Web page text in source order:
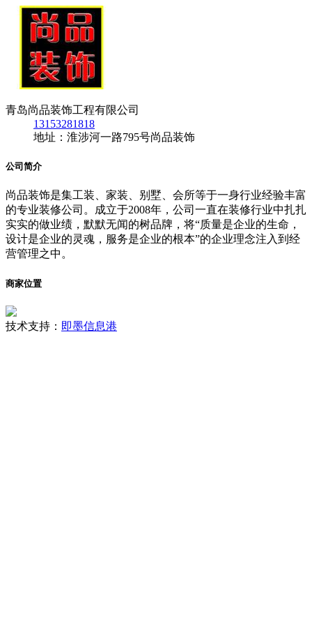
青岛尚品装饰工程有限公司
13153281818
地址：淮涉河一路795号尚品装饰
公司简介
尚品装饰是集工装、家装、别墅、会所等于一身行业经验丰富
的专业装修公司。成立于2008年，公司一直在装修行业中扎扎
实实的做业绩，默默无闻的树品牌，将“质量是企业的生命，
设计是企业的灵魂，服务是企业的根本”的企业理念注入到经
营管理之中。
商家位置
技术支持： 即墨信息港